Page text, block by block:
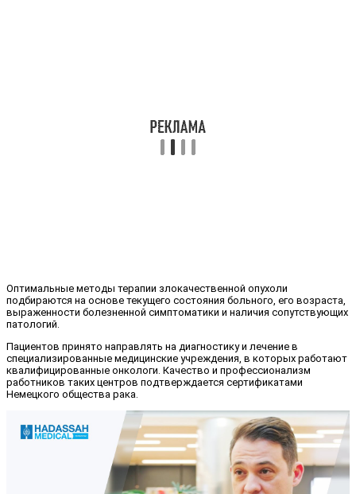
Оптимальные методы терапии злокачественной опухоли
подбираются на основе текущего состояния больного, его возраста,
выраженности болезненной симптоматики и наличия сопутствующих
патологий.
Пациентов принято направлять на диагностику и лечение в
специализированные медицинские учреждения, в которых работают
квалифицированные онкологи. Качество и профессионализм
работников таких центров подтверждается сертификатами
Немецкого общества рака.